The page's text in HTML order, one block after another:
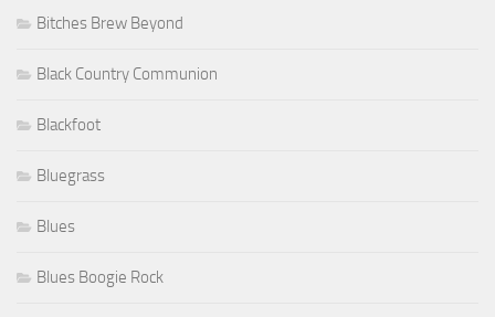
Bitches Brew Beyond
Black Country Communion
Blackfoot
Bluegrass
Blues
Blues Boogie Rock